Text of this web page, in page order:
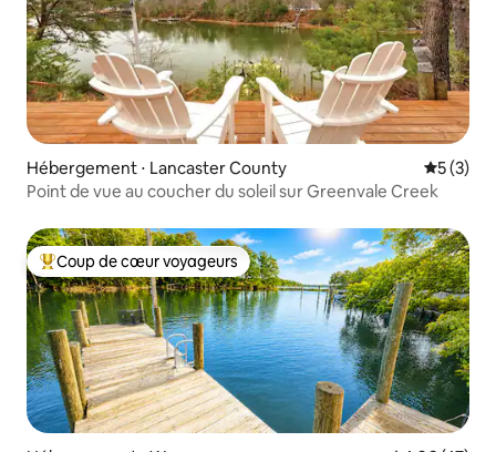
Hébergement ⋅ Lancaster County
5 (3)
Point de vue au coucher du soleil sur Greenvale Creek
Coups de cœur voyageurs les plus appréciés
Coup de cœur voyageurs